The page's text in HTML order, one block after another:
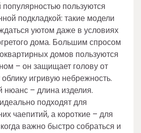
пользуются
подкладкой: такие модели
уютом даже в условиях
дома. Большим спросом
домов пользуются
– он защищает голову от
игривую небрежность.
– длина изделия.
подходят для
чаепитий, а короткие – для
важно быстро собраться и